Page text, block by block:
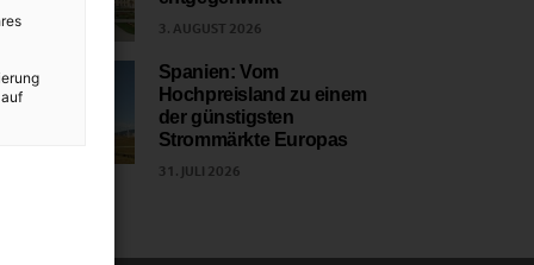
3. AUGUST 2026
Spanien: Vom
Hochpreisland zu einem
der günstigsten
Strommärkte Europas
31. JULI 2026